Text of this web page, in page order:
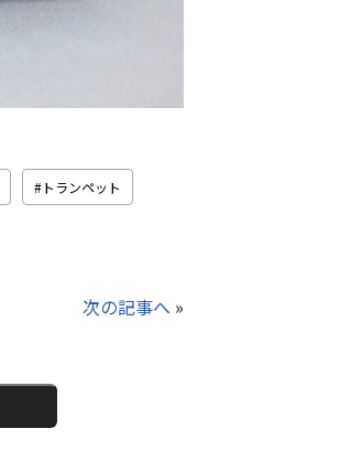
トランペット
次の記事へ »